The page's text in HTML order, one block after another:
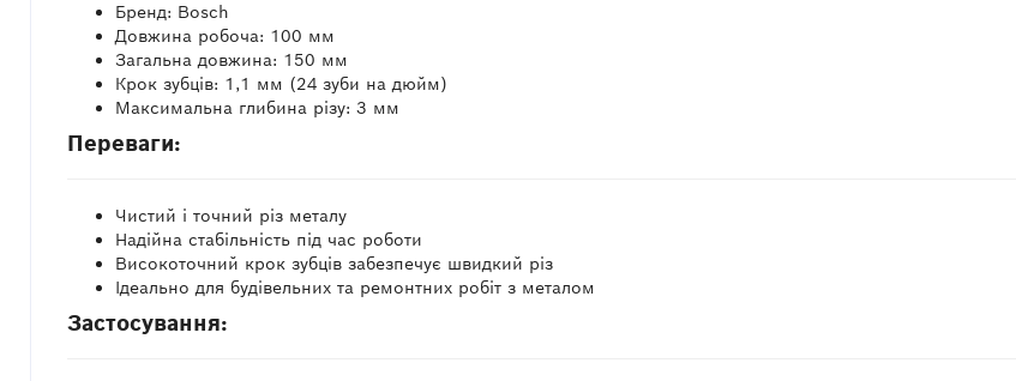
Бренд: Bosch
Довжина робоча: 100 мм
Загальна довжина: 150 мм
Крок зубців: 1,1 мм (24 зуби на дюйм)
Максимальна глибина різу: 3 мм
Переваги:
Чистий і точний різ металу
Надійна стабільність під час роботи
Високоточний крок зубців забезпечує швидкий різ
Ідеально для будівельних та ремонтних робіт з металом
Застосування: